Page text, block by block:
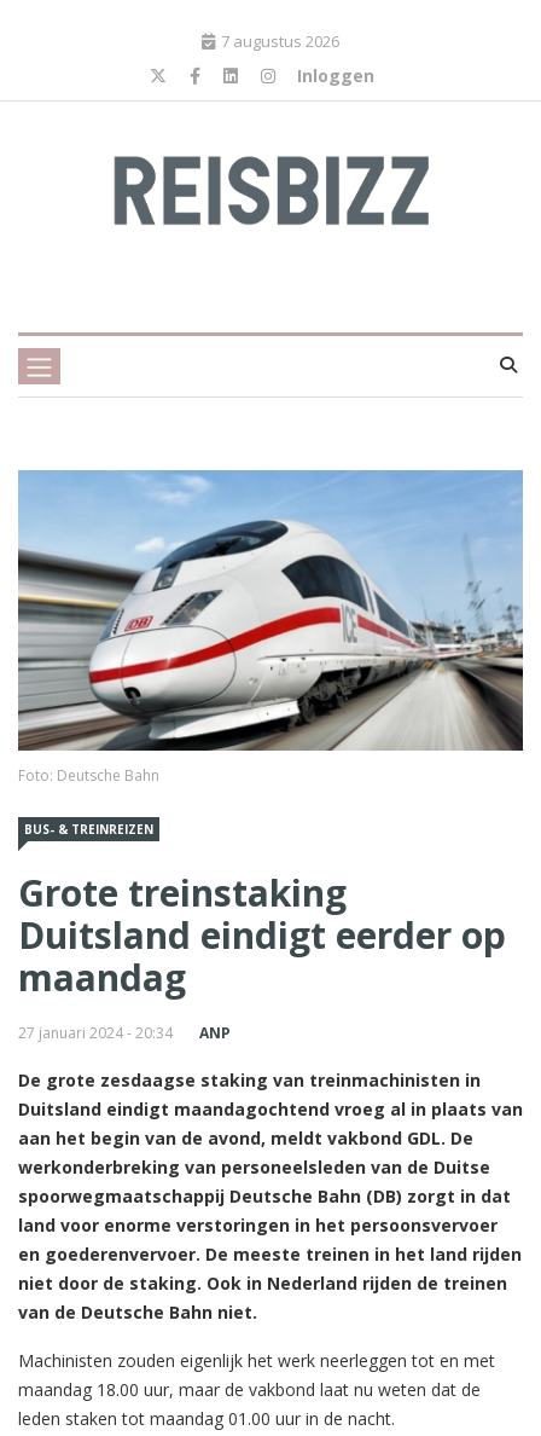
7 augustus 2026
Inloggen
Foto: Deutsche Bahn
BUS- & TREINREIZEN
Grote treinstaking
Duitsland eindigt eerder op
maandag
27 januari 2024 - 20:34 ANP
De grote zesdaagse staking van treinmachinisten in
Duitsland eindigt maandagochtend vroeg al in plaats van
aan het begin van de avond, meldt vakbond GDL. De
werkonderbreking van personeelsleden van de Duitse
spoorwegmaatschappij Deutsche Bahn (DB) zorgt in dat
land voor enorme verstoringen in het persoonsvervoer
en goederenvervoer. De meeste treinen in het land rijden
niet door de staking. Ook in Nederland rijden de treinen
van de Deutsche Bahn niet.
Machinisten zouden eigenlijk het werk neerleggen tot en met
maandag 18.00 uur, maar de vakbond laat nu weten dat de
leden staken tot maandag 01.00 uur in de nacht.